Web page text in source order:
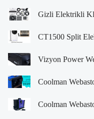
Gizli Elektrikli
CT1500 Split
Vizyon Power
Coolman
Coolman